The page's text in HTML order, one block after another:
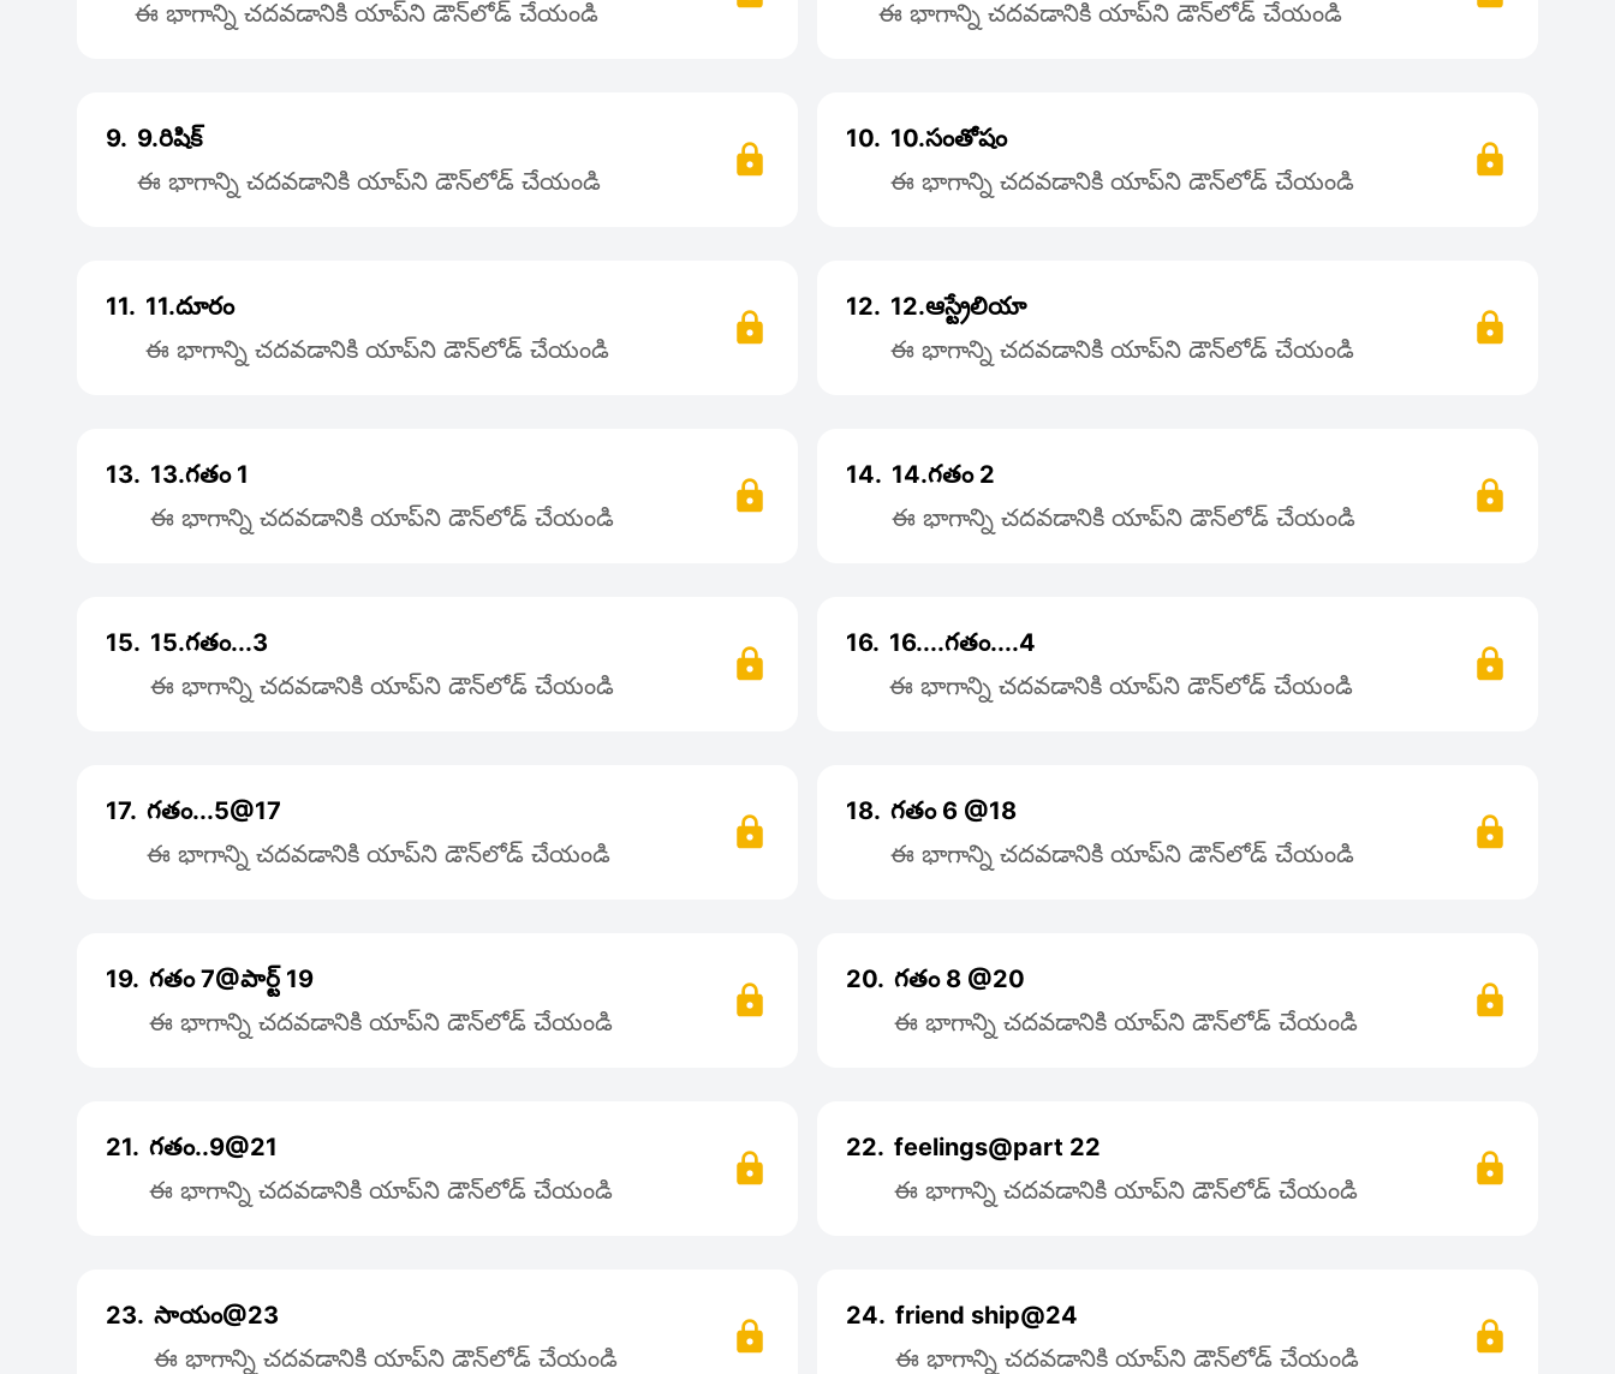
ఈ భాగాన్ని చదవడానికి యాప్‌ని డౌన్‌లోడ్ చేయండి
ఈ భాగాన్ని చదవడానికి యాప్‌ని డౌన్‌లోడ్ చేయండి
9. 9.రిషిక్
ఈ భాగాన్ని చదవడానికి యాప్‌ని డౌన్‌లోడ్ చేయండి
10. 10.సంతోషం
ఈ భాగాన్ని చదవడానికి యాప్‌ని డౌన్‌లోడ్ చేయండి
11. 11.దూరం
ఈ భాగాన్ని చదవడానికి యాప్‌ని డౌన్‌లోడ్ చేయండి
12. 12.ఆస్ట్రేలియా
ఈ భాగాన్ని చదవడానికి యాప్‌ని డౌన్‌లోడ్ చేయండి
13. 13.గతం 1
ఈ భాగాన్ని చదవడానికి యాప్‌ని డౌన్‌లోడ్ చేయండి
14. 14.గతం 2
ఈ భాగాన్ని చదవడానికి యాప్‌ని డౌన్‌లోడ్ చేయండి
15. 15.గతం...3
ఈ భాగాన్ని చదవడానికి యాప్‌ని డౌన్‌లోడ్ చేయండి
16. 16....గతం....4
ఈ భాగాన్ని చదవడానికి యాప్‌ని డౌన్‌లోడ్ చేయండి
17. గతం...5@17
ఈ భాగాన్ని చదవడానికి యాప్‌ని డౌన్‌లోడ్ చేయండి
18. గతం 6 @18
ఈ భాగాన్ని చదవడానికి యాప్‌ని డౌన్‌లోడ్ చేయండి
19. గతం 7@పార్ట్ 19
ఈ భాగాన్ని చదవడానికి యాప్‌ని డౌన్‌లోడ్ చేయండి
20. గతం 8 @20
ఈ భాగాన్ని చదవడానికి యాప్‌ని డౌన్‌లోడ్ చేయండి
21. గతం..9@21
ఈ భాగాన్ని చదవడానికి యాప్‌ని డౌన్‌లోడ్ చేయండి
22. feelings@part 22
ఈ భాగాన్ని చదవడానికి యాప్‌ని డౌన్‌లోడ్ చేయండి
23. సాయం@23
ఈ భాగాన్ని చదవడానికి యాప్‌ని డౌన్‌లోడ్ చేయండి
24. friend ship@24
ఈ భాగాన్ని చదవడానికి యాప్‌ని డౌన్‌లోడ్ చేయండి